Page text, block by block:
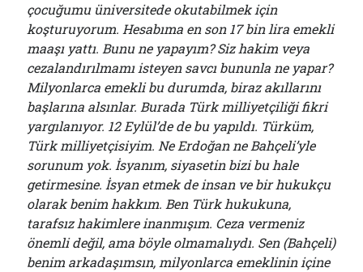
çocuğumu üniversitede okutabilmek için
koşturuyorum. Hesabıma en son 17 bin lira emekli
maaşı yattı. Bunu ne yapayım? Siz hakim veya
cezalandırılmamı isteyen savcı bununla ne yapar?
Milyonlarca emekli bu durumda, biraz akıllarını
başlarına alsınlar. Burada Türk milliyetçiliği fikri
yargılanıyor. 12 Eylül’de de bu yapıldı. Türküm,
Türk milliyetçisiyim. Ne Erdoğan ne Bahçeli’yle
sorunum yok. İsyanım, siyasetin bizi bu hale
getirmesine. İsyan etmek de insan ve bir hukukçu
olarak benim hakkım. Ben Türk hukukuna,
tarafsız hakimlere inanmışım. Ceza vermeniz
önemli değil, ama böyle olmamalıydı. Sen (Bahçeli)
benim arkadaşımsın, milyonlarca emeklinin içine